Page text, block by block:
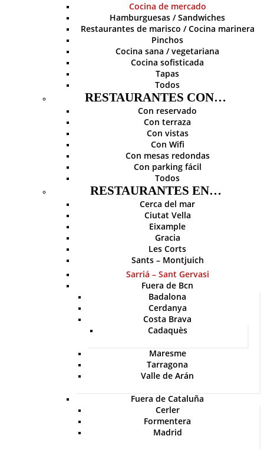
Cocina de mercado
Hamburguesas / Sandwiches
Restaurantes de marisco / Cocina marinera
Pinchos
Cocina sana / vegetariana
Cocina sofisticada
Tapas
Todos
RESTAURANTES CON…
Con reservado
Con terraza
Con vistas
Con Wifi
Con mesas redondas
Con parking fácil
Todos
RESTAURANTES EN…
Cerca del mar
Ciutat Vella
Eixample
Gracia
Les Corts
Sants – Montjuich
Sarriá – Sant Gervasi
Fuera de Bcn
Badalona
Cerdanya
Costa Brava
Cadaquès
Maresme
Tarragona
Valle de Arán
Fuera de Cataluña
Cerler
Formentera
Madrid